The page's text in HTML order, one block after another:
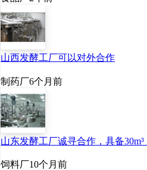
山西发酵工厂可以对外合作
制药厂6个月前
山东发酵工厂诚寻合作，具备30m³
饲料厂10个月前